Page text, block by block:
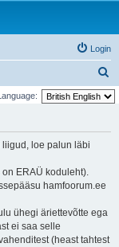
Login
e
liigud, loe palun läbi
ERAÜ koduleht).
hamfoorum.ee
ühegi äriettevõtte ega
ei saa selle
(heast tahtest